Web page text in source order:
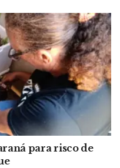
para risco de